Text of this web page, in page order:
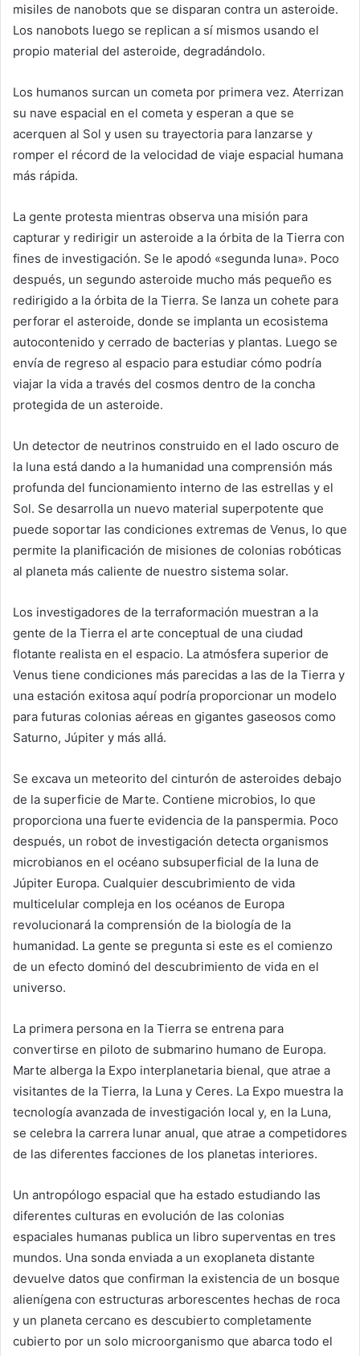
misiles de nanobots que se disparan contra un asteroide.
Los nanobots luego se replican a sí mismos usando el
propio material del asteroide, degradándolo.
Los humanos surcan un cometa por primera vez. Aterrizan
su nave espacial en el cometa y esperan a que se
acerquen al Sol y usen su trayectoria para lanzarse y
romper el récord de la velocidad de viaje espacial humana
más rápida.
La gente protesta mientras observa una misión para
capturar y redirigir un asteroide a la órbita de la Tierra con
fines de investigación. Se le apodó «segunda luna». Poco
después, un segundo asteroide mucho más pequeño es
redirigido a la órbita de la Tierra. Se lanza un cohete para
perforar el asteroide, donde se implanta un ecosistema
autocontenido y cerrado de bacterias y plantas. Luego se
envía de regreso al espacio para estudiar cómo podría
viajar la vida a través del cosmos dentro de la concha
protegida de un asteroide.
Un detector de neutrinos construido en el lado oscuro de
la luna está dando a la humanidad una comprensión más
profunda del funcionamiento interno de las estrellas y el
Sol. Se desarrolla un nuevo material superpotente que
puede soportar las condiciones extremas de Venus, lo que
permite la planificación de misiones de colonias robóticas
al planeta más caliente de nuestro sistema solar.
Los investigadores de la terraformación muestran a la
gente de la Tierra el arte conceptual de una ciudad
flotante realista en el espacio. La atmósfera superior de
Venus tiene condiciones más parecidas a las de la Tierra y
una estación exitosa aquí podría proporcionar un modelo
para futuras colonias aéreas en gigantes gaseosos como
Saturno, Júpiter y más allá.
Se excava un meteorito del cinturón de asteroides debajo
de la superficie de Marte. Contiene microbios, lo que
proporciona una fuerte evidencia de la panspermia. Poco
después, un robot de investigación detecta organismos
microbianos en el océano subsuperficial de la luna de
Júpiter Europa. Cualquier descubrimiento de vida
multicelular compleja en los océanos de Europa
revolucionará la comprensión de la biología de la
humanidad. La gente se pregunta si este es el comienzo
de un efecto dominó del descubrimiento de vida en el
universo.
La primera persona en la Tierra se entrena para
convertirse en piloto de submarino humano de Europa.
Marte alberga la Expo interplanetaria bienal, que atrae a
visitantes de la Tierra, la Luna y Ceres. La Expo muestra la
tecnología avanzada de investigación local y, en la Luna,
se celebra la carrera lunar anual, que atrae a competidores
de las diferentes facciones de los planetas interiores.
Un antropólogo espacial que ha estado estudiando las
diferentes culturas en evolución de las colonias
espaciales humanas publica un libro superventas en tres
mundos. Una sonda enviada a un exoplaneta distante
devuelve datos que confirman la existencia de un bosque
alienígena con estructuras arborescentes hechas de roca
y un planeta cercano es descubierto completamente
cubierto por un solo microorganismo que abarca todo el